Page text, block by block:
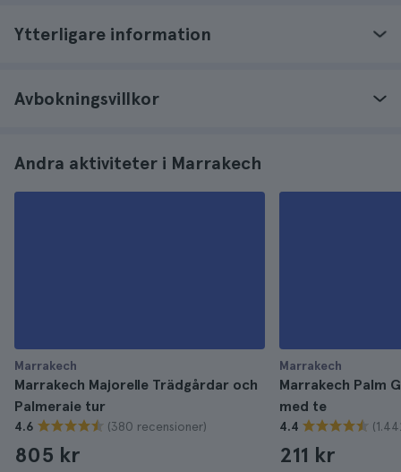
Ytterligare information
Avbokningsvillkor
Andra aktiviteter i Marrakech
Marrakech
Marrakech Majorelle Trädgårdar och
Palmeraie tur
4.6 (380 recensioner)
805 kr
Marrakech
Marrakech Palm
med te
4.4
211 kr